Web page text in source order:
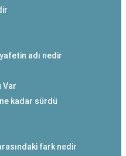
adı nedir
Var
kadar sürdü
fark nedir